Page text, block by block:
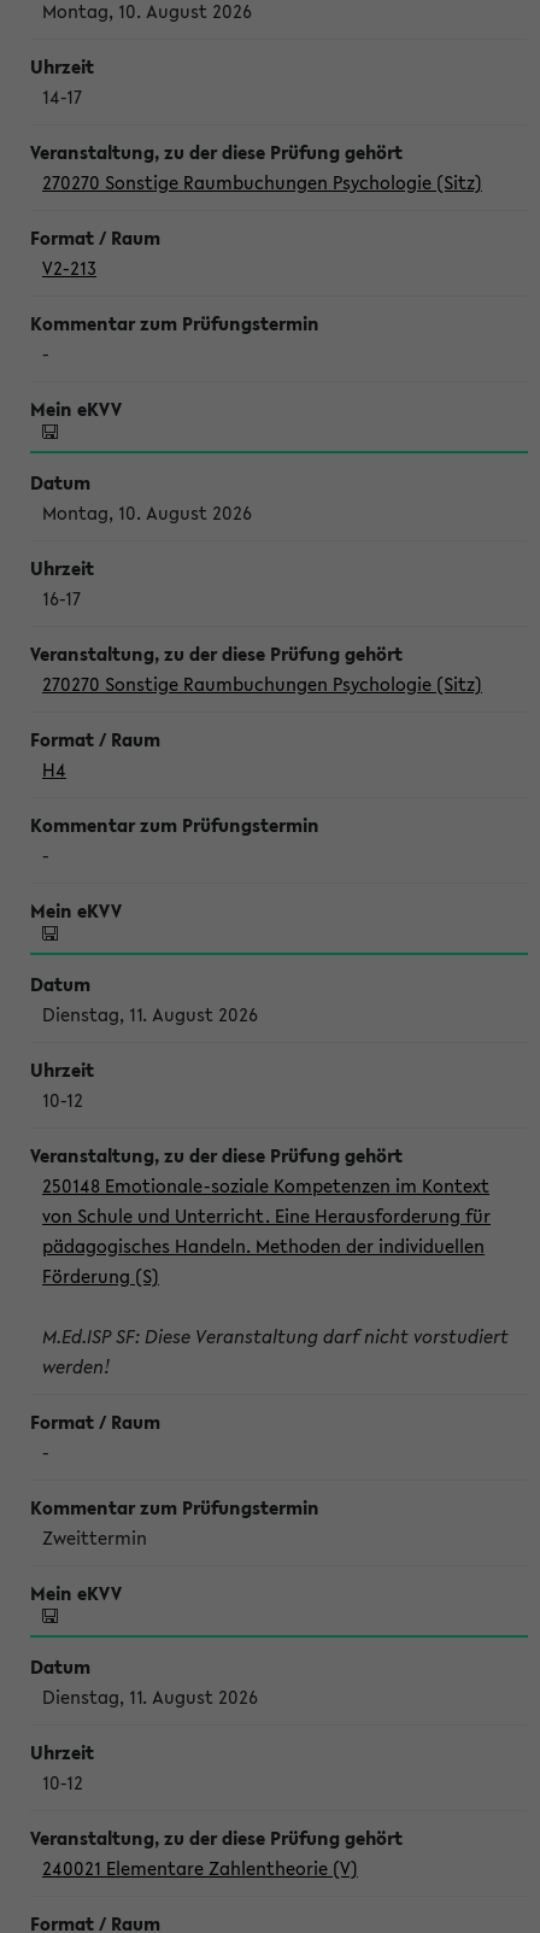
Montag, 10. August 2026
14-17
270270 Sonstige Raumbuchungen Psychologie (Sitz)
V2-213
-
Montag, 10. August 2026
16-17
270270 Sonstige Raumbuchungen Psychologie (Sitz)
H4
-
Dienstag, 11. August 2026
10-12
250148 Emotionale-soziale Kompetenzen im Kontext
von Schule und Unterricht. Eine Herausforderung für
pädagogisches Handeln. Methoden der individuellen
Förderung (S)
M.Ed.ISP SF: Diese Veranstaltung darf nicht vorstudiert
werden!
-
Zweittermin
Dienstag, 11. August 2026
10-12
240021 Elementare Zahlentheorie (V)